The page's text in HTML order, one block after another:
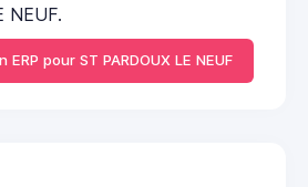
NEUF.
pour ST PARDOUX LE NEUF